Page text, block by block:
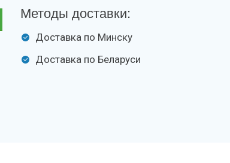
Методы доставки:
Доставка по Минску
Доставка по Беларуси